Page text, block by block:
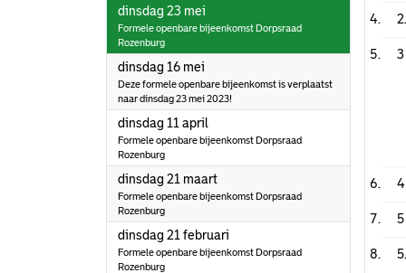
dinsdag 23 mei
Formele openbare bijeenkomst Dorpsraad
Rozenburg
dinsdag 16 mei
Deze formele openbare bijeenkomst is verplaatst
naar dinsdag 23 mei 2023!
dinsdag 11 april
Formele openbare bijeenkomst Dorpsraad
Rozenburg
dinsdag 21 maart2023
Formele openbare bijeenkomst Dorpsraad
Rozenburg
dinsdag 21 februari
Formele openbare bijeenkomst Dorpsraad
Rozenburg
3
4
5